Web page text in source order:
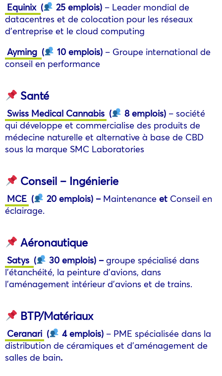
Equinix ( 25 emplois)– Leader mondial de
datacentres et de colocation pour les réseaux
d’entreprise et le cloud computing
Ayming ( 10 emplois)– Groupe international de
conseil en performance
Santé
Swiss Medical Cannabis ( 8 emplois)– société
qui développe et commercialise des produits de
médecine naturelle et alternative à base de CBD
sous la marque SMC Laboratories
Conseil – Ingénierie
MCE ( 20 emplois) – Maintenanceet Conseil en
éclairage.
Aéronautique
Satys ( 30 emplois)–groupe spécialisé dans
l’étanchéité, la peinture d’avions, dans
l’aménagement intérieur d’avions et de trains.
BTP/Matériaux
Ceranari ( 4 emplois)– PME spécialisée dans la
distribution de céramiques et d’aménagement de
salles de bain.